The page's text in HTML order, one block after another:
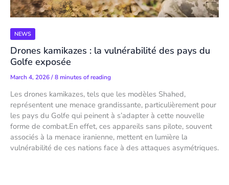
NEWS
Drones kamikazes : la vulnérabilité des pays du
Golfe exposée
March 4, 2026/8 minutes of reading
Les drones kamikazes, tels que les modèles Shahed,
représentent une menace grandissante, particulièrement pour
les pays du Golfe qui peinent à s’adapter à cette nouvelle
forme de combat.En effet, ces appareils sans pilote, souvent
associés à la menace iranienne, mettent en lumière la
vulnérabilité de ces nations face à des attaques asymétriques.